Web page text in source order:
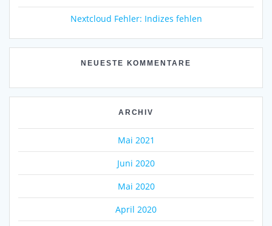
Nextcloud Fehler: Indizes fehlen
NEUESTE KOMMENTARE
ARCHIV
Mai 2021
Juni 2020
Mai 2020
April 2020